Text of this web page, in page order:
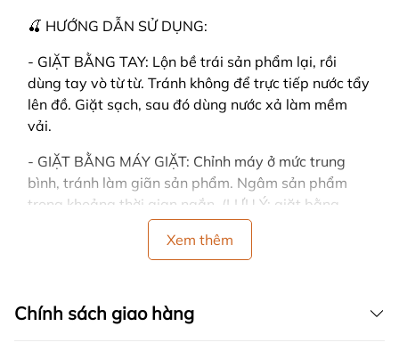
🍒 HƯỚNG DẪN SỬ DỤNG:
- GIẶT BẰNG TAY: Lộn bề trái sản phẩm lại, rồi
dùng tay vò từ từ. Tránh không để trực tiếp nước tẩy
lên đồ. Giặt sạch, sau đó dùng nước xả làm mềm
vải.
- GIẶT BẰNG MÁY GIẶT: Chỉnh máy ở mức trung
bình, tránh làm giãn sản phẩm. Ngâm sản phẩm
trong khoảng thời gian ngắn. (LƯU Ý: giặt bằng
máy dễ làm cho đồ bị nhàu)
- CÁCH PHƠI: Dùng tay vỗ nhẹ vào sản phẩm sau
Đồng thời tránh vắt đồ mạnh tay, vải sẽ bị nhăn.
Xem thêm
Chính sách giao hàng